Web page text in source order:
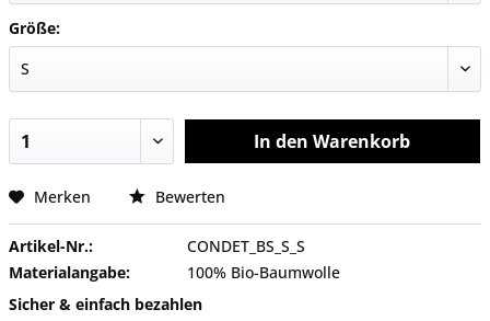
Größe:
In den Warenkorb
Merken Bewerten
Artikel-Nr.:
CONDET_BS_S_S
Materialangabe:
100% Bio-Baumwolle
Sicher & einfach bezahlen